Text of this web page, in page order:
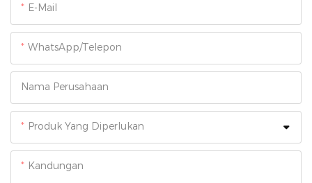
E-Mail
WhatsApp/Telepon
Nama Perusahaan
Produk Yang Diperlukan
Kandungan